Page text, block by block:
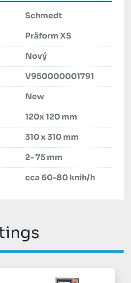
Schmedt
Präform XS
Nový
V950000001791
New
120x 120 mm
310 x 310 mm
2- 75 mm
cca 60-80 knih/h